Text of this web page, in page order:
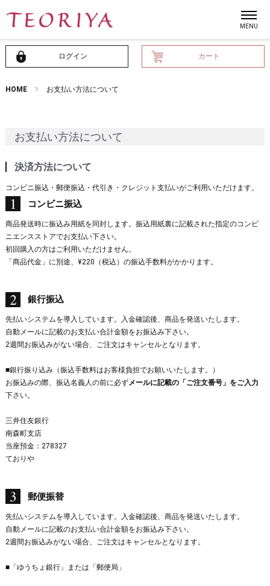
ログイン カート
HOME お支払い方法について
お支払い方法について
決済方法について
コンビニ振込・郵便振込・代引き・クレジット支払いがご利用いただけます。
コンビニ振込
商品発送時に振込み用紙を同封します。振込用紙裏に記載された指定のコンビ
ニエンスストアでお支払い下さい。
初回購入の方はご利用いただけません。
「商品代金」に別途、¥220（税込）の振込手数料がかかります。
銀行振込
先払いシステムを導入しています。入金確認後、商品を発送いたします。
自動メールに記載のお支払い合計金額をお振込み下さい。
2週間お振込みがない場合、ご注文はキャンセルとなります。
■銀行振り込み（振込手数料はお客様負担でお願いいたします。）
お振込みの際、振込名義人の前に必ずメールに記載の「ご注文番号」をご入力
下さい。
三井住友銀行
南森町支店
当座預金：278327
ておりや
郵便振替
先払いシステムを導入しています。入金確認後、商品を発送いたします。
自動メールに記載のお支払い合計金額をお振込み下さい。
2週間お振込みがない場合、ご注文はキャンセルとなります。
■「ゆうちょ銀行」または「郵便局」